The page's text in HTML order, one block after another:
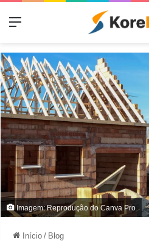
Menu
Imagem: Reprodução do Canva Pro
Início / Blog